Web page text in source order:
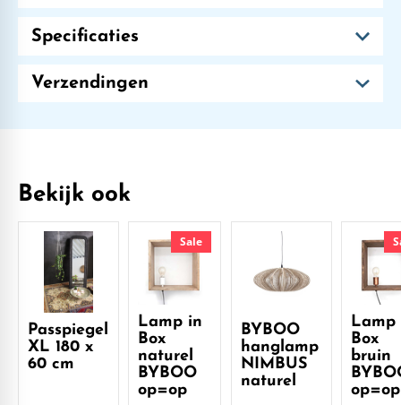
Specificaties
Verzendingen
Bekijk ook
Passpiegel
XL 180 x
60 cm
Sale
Lamp in
Box
naturel
BYBOO
op=op
BYBOO
hanglamp
NIMBUS
naturel
Lamp
Box
bruin
op=op